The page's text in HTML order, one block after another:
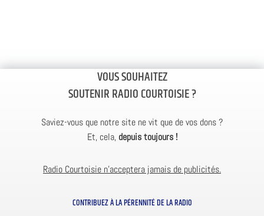
VOUS SOUHAITEZ
SOUTENIR RADIO COURTOISIE ?
Saviez-vous que notre site ne vit que de vos dons ?
Et, cela, depuis toujours !
Radio Courtoisie n’acceptera jamais de publicités.
CONTRIBUEZ À LA PÉRENNITÉ DE LA RADIO